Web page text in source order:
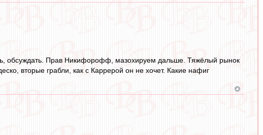
обсуждать. Прав Никифорофф, мазохируем дальше. Тяжёлый рынок
вторые грабли, как с Каррерой он не хочет. Какие нафиг